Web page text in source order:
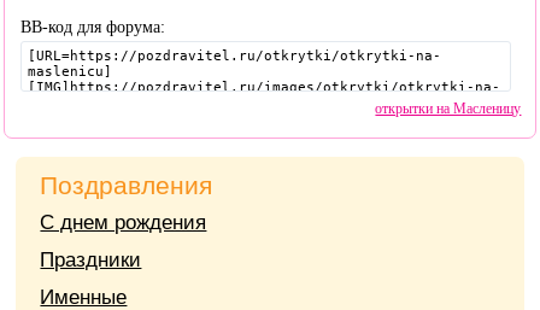
BB-код для форума:
открытки на Масленицу
Поздравления
С днем рождения
Праздники
Именные